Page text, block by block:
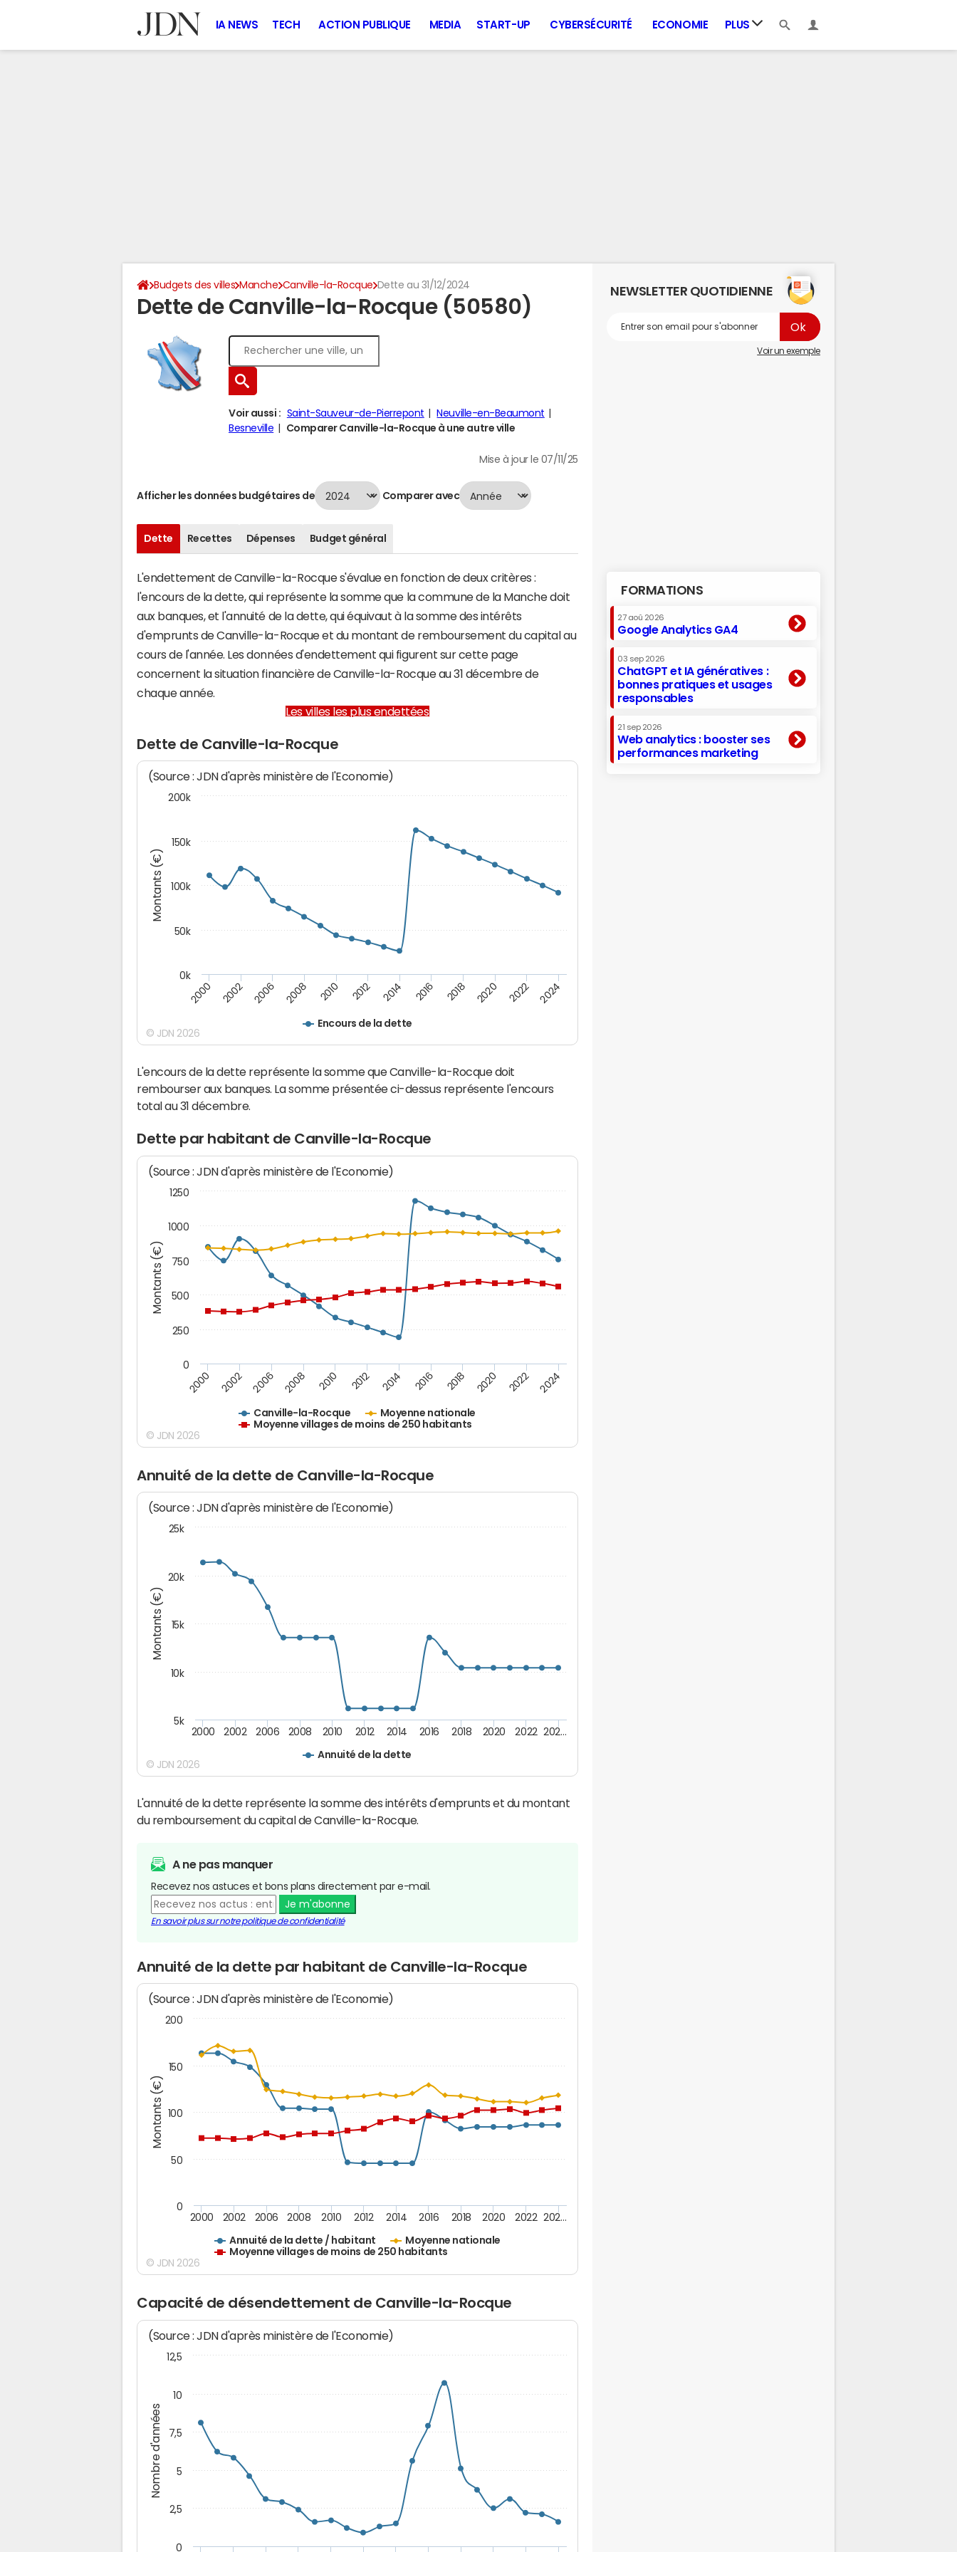
IA NEWS TECH ACTION PUBLIQUE MEDIA START-UP CYBERSÉCURITÉ ECONOMIE PLUS
Budgets des villes Manche Canville-la-Rocque Dette au 31/12/2024
Dette de Canville-la-Rocque (50580)
Voir aussi : Saint-Sauveur-de-Pierrepont
Neuville-en-Beaumont
Besneville
Comparer Canville-la-Rocque à une autre ville
Mise à jour le 07/11/25
Afficher les données budgétaires de Comparer avec
Dette Recettes Dépenses Budget général
L'endettement de Canville-la-Rocque s'évalue en fonction de deux critères :
l'encours de la dette, qui représente la somme que la commune de la Manche doit
aux banques, et l'annuité de la dette, qui équivaut à la somme des intérêts
d'emprunts de Canville-la-Rocque et du montant de remboursement du capital au
cours de l'année. Les données d'endettement qui figurent sur cette page
concernent la situation financière de Canville-la-Rocque au 31 décembre de
chaque année.
Les villes les plus endettées
Dette de Canville-la-Rocque
Montants (€)
(Source : JDN d'après ministère de l'Economie)
Encours de la dette
2000 2002 2006 2008 2010 2012 2014 2016 2018 2020 2022 2024
0k
50k
100k
150k
200k
© JDN 2026
L'encours de la dette représente la somme que Canville-la-Rocque doit
rembourser aux banques. La somme présentée ci-dessus représente l'encours
total au 31 décembre.
Dette par habitant de Canville-la-Rocque
Montants (€)
(Source : JDN d'après ministère de l'Economie)
Canville-la-Rocque
Moyenne nationale
Moyenne villages de moins de 250 habitants
2000 2002 2006 2008 2010 2012 2014 2016 2018 2020 2022 2024
0
250
500
750
1000
1250
© JDN 2026
Annuité de la dette de Canville-la-Rocque
Montants (€)
(Source : JDN d'après ministère de l'Economie)
Annuité de la dette
2000 2002 2006 2008 2010 2012 2014 2016 2018 2020 2022 202…
5k
10k
15k
20k
25k
© JDN 2026
L'annuité de la dette représente la somme des intérêts d'emprunts et du montant
du remboursement du capital de Canville-la-Rocque.
A ne pas manquer
Recevez nos astuces et bons plans directement par e-mail.
Je m'abonne
En savoir plus sur notre politique de confidentialité
Annuité de la dette par habitant de Canville-la-Rocque
Montants (€)
(Source : JDN d'après ministère de l'Economie)
Annuité de la dette / habitant
Moyenne nationale
Moyenne villages de moins de 250 habitants
2000 2002 2006 2008 2010 2012 2014 2016 2018 2020 2022 202…
0
50
100
150
200
© JDN 2026
Capacité de désendettement de Canville-la-Rocque
Nombre d'années
(Source : JDN d'après ministère de l'Economie)
0
2,5
5
7,5
10
12,5
NEWSLETTER QUOTIDIENNE
Voir un exemple
FORMATIONS
27 aoû 2026
Google Analytics GA4
03 sep 2026
ChatGPT et IA génératives :
bonnes pratiques et usages
responsables
21 sep 2026
Web analytics : booster ses
performances marketing